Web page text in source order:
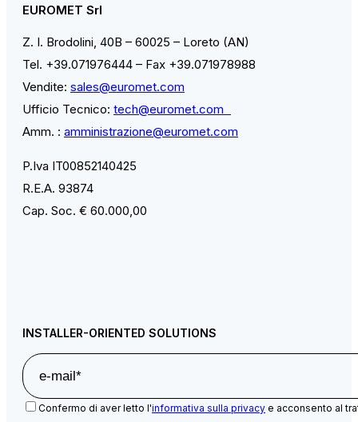
EUROMET Srl
Z. I. Brodolini, 40B – 60025 – Loreto (AN)
Tel. +39.071976444 – Fax +39.071978988
Vendite: sales@euromet.com
Ufficio Tecnico: tech@euromet.com
Amm. : amministrazione@euromet.com
P.Iva IT00852140425
R.E.A. 93874
Cap. Soc. € 60.000,00
INSTALLER-ORIENTED SOLUTIONS
Confermo di aver letto l'informativa sulla privacy e acconsento al